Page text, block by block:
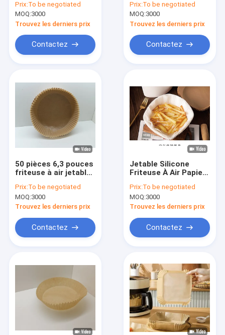
Au sujet de nous
Visite d'usine
d'air de parchemin de
style carré de
revêtement
Prix:To be negotiated
MOQ:3000
Trouvez les derniers prix
Contactez
températures de
papier de friteuse
d'air paquet en
plastique
transparent de 7,9
pouces
Prix:To be negotiated
MOQ:3000
Trouvez les derniers prix
Contactez
50 pièces 6,3 pouces
friteuse à air jetable
tapis ronds
accessoires de
cuisson de cuisine
Prix:To be negotiated
MOQ:3000
Trouvez les derniers prix
Contactez
Jetable Silicone
Friteuse À Air Papier
Étanche Cuisine
Cuisson Accessoires
100 pcs
Prix:To be negotiated
MOQ:3000
Trouvez les derniers prix
Contactez